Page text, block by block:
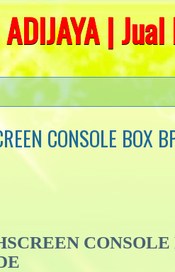
|
- SERVICE
Bank , Papan
Teks, Mesin
/
Sistem ,
, Access
CONSOLE BOX
CONSOLE